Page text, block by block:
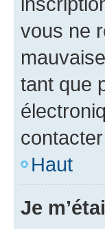
vous ne
tant que
Haut
Je